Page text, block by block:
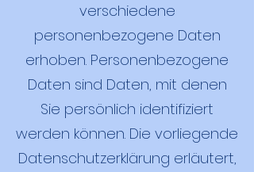
verschiedene
personenbezogene Daten
erhoben. Personenbezogene
Daten sind Daten, mit denen
Sie persönlich identifiziert
werden können. Die vorliegende
Datenschutzerklärung erläutert,